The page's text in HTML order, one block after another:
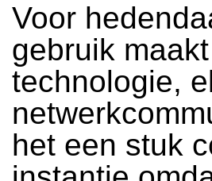
Voor
gebruik
technologie,
het een stuk